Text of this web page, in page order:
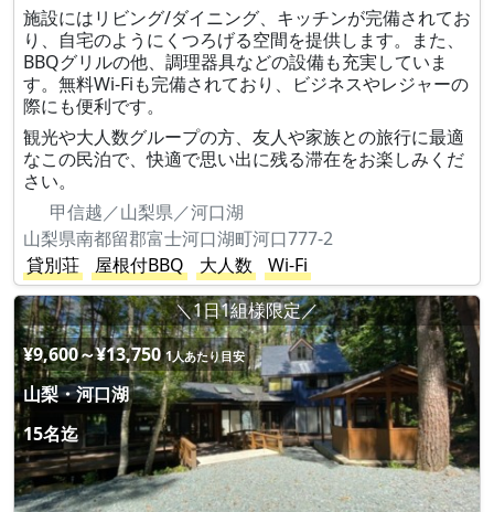
施設にはリビング/ダイニング、キッチンが完備されてお
り、自宅のようにくつろげる空間を提供します。また、
BBQグリルの他、調理器具などの設備も充実していま
す。無料Wi-Fiも完備されており、ビジネスやレジャーの
際にも便利です。
観光や大人数グループの方、友人や家族との旅行に最適
なこの民泊で、快適で思い出に残る滞在をお楽しみくだ
さい。
甲信越／山梨県／河口湖
山梨県南都留郡富士河口湖町河口777-2
貸別荘
屋根付BBQ 大人数
Wi-Fi
＼1日1組様限定／
¥9,600～¥13,750 1人あたり目安
山梨・河口湖
15名迄